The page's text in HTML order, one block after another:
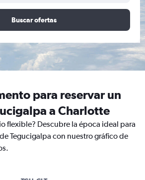
Buscar ofertas
para reservar un
a Charlotte
flexible? Descubre la época ideal para
Tegucigalpa con nuestro gráfico de